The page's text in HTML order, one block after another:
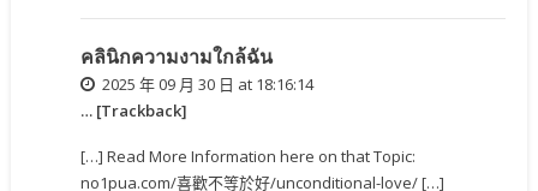
คลินิกความงามใกล้ฉัน
2025 年 09 月 30 日 at 18:16:14
… [Trackback]
[…] Read More Information here on that Topic:
no1pua.com/喜歡不等於好/unconditional-love/ […]